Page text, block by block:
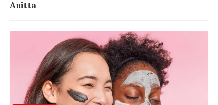
Anitta